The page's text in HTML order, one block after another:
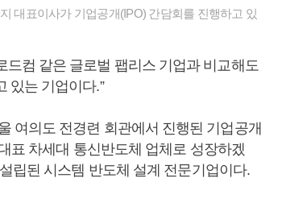
대표이사가 기업공개(IPO) 간담회를 진행하고 있
드컴 같은 글로벌 팹리스 기업과 비교해도
있는 기업이다.”
여의도 전경련 회관에서 진행된 기업공개
표 차세대 통신반도체 업체로 성장하겠
립된 시스템 반도체 설계 전문기업이다.